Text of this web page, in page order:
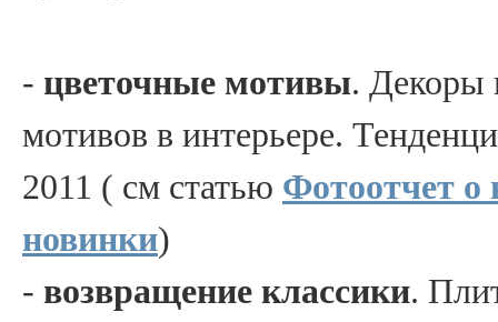
- цветочные мотивы. Декоры
мотивов в интерьере.
2011 ( см статью Фотоотчет о
новинки)
- возвращение классики.